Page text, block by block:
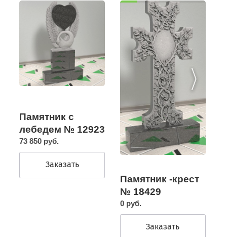
Памятник с
лебедем № 12923
73 850 руб.
Заказать
Памятник -крест
№ 18429
0 руб.
Заказать